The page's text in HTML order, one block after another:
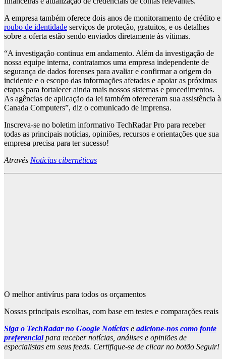
A empresa também oferece dois anos de monitoramento de crédito e
roubo de identidade serviços de proteção, gratuitos, e os detalhes
sobre a oferta estão sendo enviados diretamente às vítimas.
“A investigação continua em andamento. Além da investigação de
nossa equipe interna, contratamos uma empresa independente de
segurança de dados forenses para avaliar e confirmar a origem do
incidente e o escopo das informações afetadas e apoiar as próximas
etapas para fortalecer ainda mais nossos sistemas e procedimentos.
As agências de aplicação da lei também ofereceram sua assistência à
Canada Computers”, diz o comunicado de imprensa.
Inscreva-se no boletim informativo TechRadar Pro para receber
todas as principais notícias, opiniões, recursos e orientações que sua
empresa precisa para ter sucesso!
Através Notícias cibernéticas
O melhor antivírus para todos os orçamentos
Nossas principais escolhas, com base em testes e comparações reais
Siga o TechRadar no Google Notícias e adicione-nos como fonte
preferencialpara receber notícias, análises e opiniões de
especialistas em seus feeds. Certifique-se de clicar no botão Seguir!